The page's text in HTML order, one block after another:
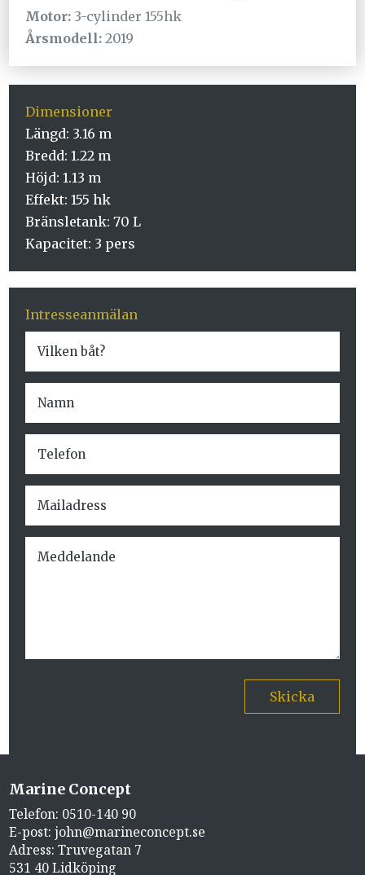
Motor: 3-cylinder 155hk
Årsmodell: 2019
Dimensioner
Längd: 3.16 m
Bredd: 1.22 m
Höjd: 1.13 m
Effekt: 155 hk
Bränsletank: 70 L
Kapacitet: 3 pers
Intresseanmälan
Skicka
Marine Concept
Telefon: 0510-140 90
E-post:john@marineconcept.se
Adress: Truvegatan 7
531 40 Lidköping